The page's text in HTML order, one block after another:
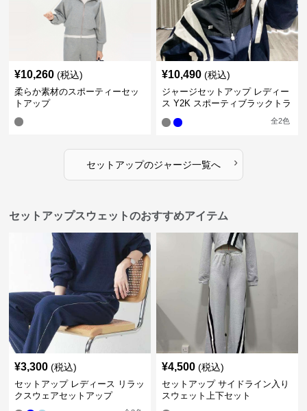
¥10,260 (税込)
柔らか素材のスポーティーセッ
トアップ
¥10,490 (税込)
ジャージセットアップ レディー
ス Y2K スポーティブラックトラ
全2色
セットアップのジャージ一覧へ ›
セットアップスウェットのおすすめアイテム
¥3,300 (税込)
セットアップ レディース リラッ
クスウェアセットアップ
¥4,500 (税込)
セットアップ サイドライン入り
スウェット上下セット